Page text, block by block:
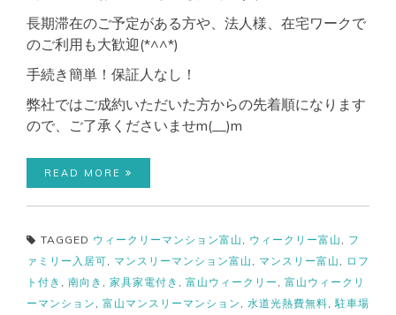
長期滞在のご予定がある方や、法人様、在宅ワークで
のご利用も大歓迎(*^^*)
手続き簡単！保証人なし！
弊社ではご成約いただいた方からの先着順になります
ので、ご了承くださいませm(__)m
READ MORE
TAGGED ウィークリーマンション富山 , ウィークリー富山 , フ
ァミリー入居可, マンスリーマンション富山 , マンスリー富山 , ロフ
ト付き , 南向き , 家具家電付き , 富山ウィークリー , 富山ウィークリ
ーマンション , 富山マンスリーマンション , 水道光熱費無料,駐車場